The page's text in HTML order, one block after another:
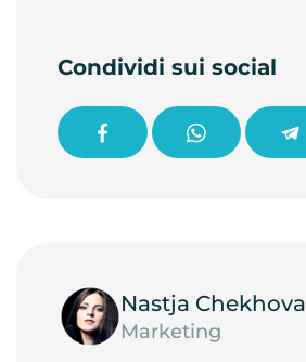
Condividi sui social
Nastja Chekhova
Marketing